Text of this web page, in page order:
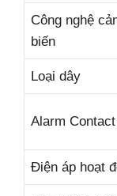
Công nghệ
biến
Loại dây
Alarm Contact
Điện áp hoạt